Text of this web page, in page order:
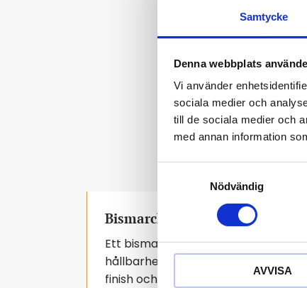
Samtycke
Denna webbplats
Vi använder
sociala medier och
till de sociala medier och
med annan information
t
Nödvändig
AVVISA
Bismarck
59 400 kr
75 600kr
Bismarck-armband i 18K guld
Ett bismarck-armband är en tidlös
hållbarhet på ett sätt som gjort
finish och känsla av lyx – perfekt